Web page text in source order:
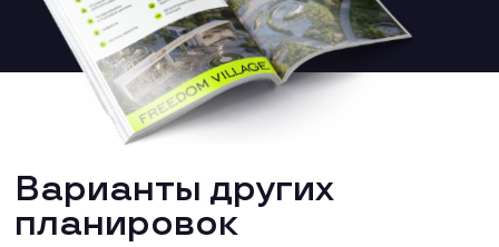
Варианты других
планировок